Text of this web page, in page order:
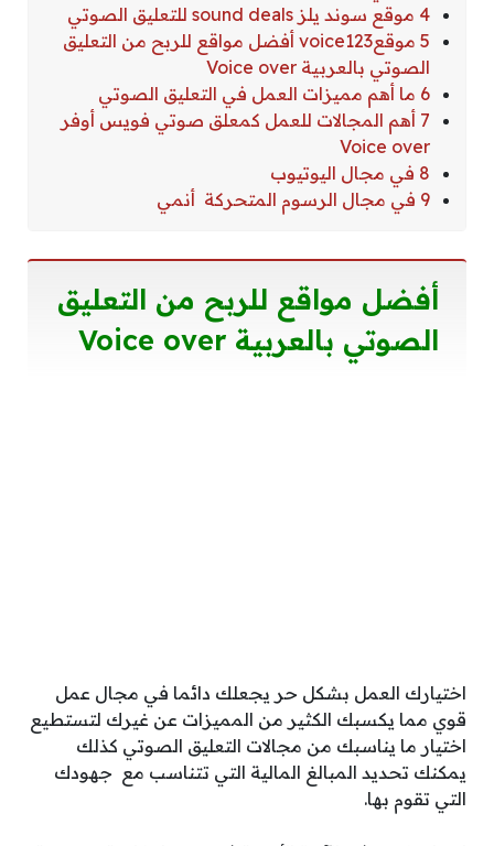
4 موقع سوند يلز sound deals للتعليق الصوتي
5 موقعvoice123 أفضل مواقع للربح من التعليق
الصوتي بالعربية Voice over
6 ما أهم مميزات العمل في التعليق الصوتي
7 أهم المجالات للعمل كمعلق صوتي فويس أوفر
Voice over
8 في مجال اليوتيوب
9 في مجال الرسوم المتحركة أنمي
أفضل مواقع للربح من التعليق
الصوتي بالعربية Voice over
اختيارك العمل بشكل حر يجعلك دائما في مجال عمل
قوي مما يكسبك الكثير من المميزات عن غيرك لتستطيع
اختيار ما يناسبك من مجالات التعليق الصوتي كذلك
يمكنك تحديد المبالغ المالية التي تتناسب مع جهودك
التي تقوم بها.